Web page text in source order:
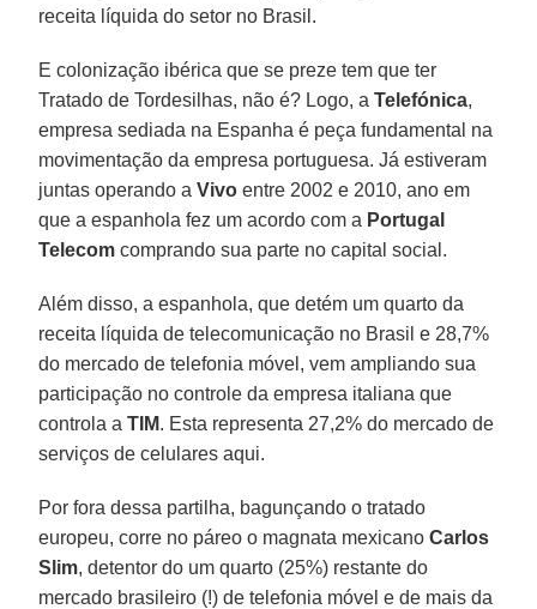
receita líquida do setor no Brasil.
E colonização ibérica que se preze tem que ter
Tratado de Tordesilhas, não é? Logo, aTelefónica,
empresa sediada na Espanha é peça fundamental na
movimentação da empresa portuguesa. Já estiveram
juntas operando aVivo entre 2002 e 2010, ano em
que a espanhola fez um acordo com a Portugal
Telecom comprando sua parte no capital social.
Além disso, a espanhola, que detém um quarto da
receita líquida de telecomunicação no Brasil e 28,7%
do mercado de telefonia móvel, vem ampliando sua
participação no controle da empresa italiana que
controla aTIM. Esta representa 27,2% do mercado de
serviços de celulares aqui.
Por fora dessa partilha, bagunçando o tratado
europeu, corre no páreo o magnata mexicanoCarlos
Slim, detentor do um quarto (25%) restante do
mercado brasileiro (!) de telefonia móvel e de mais da